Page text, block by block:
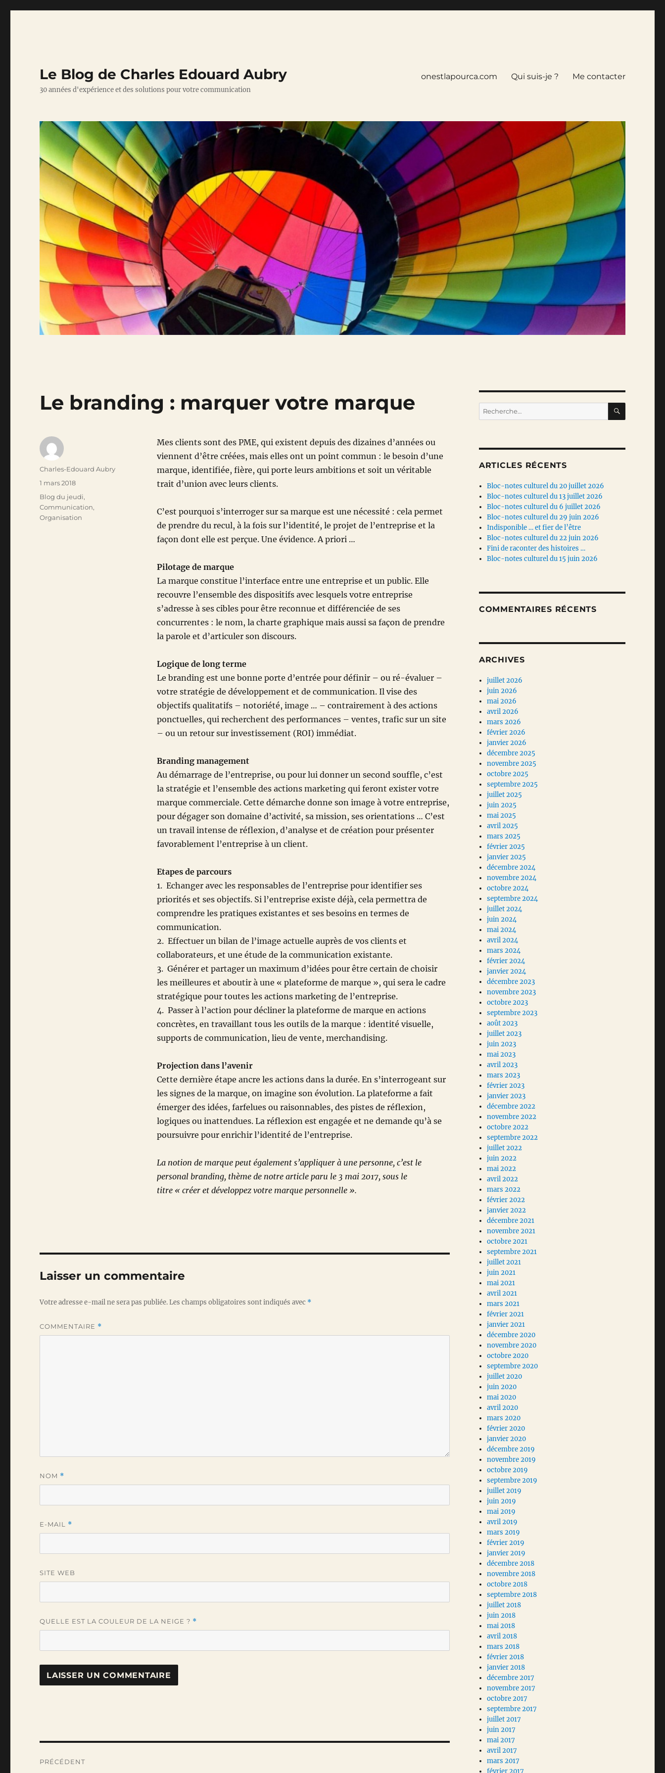
Le Blog de Charles Edouard Aubry
30 années d'expérience et des solutions pour votre communication
onestlapourca.com Qui suis-je ? Me contacter
Le branding : marquer votre marque
Mes clients sont des PME, qui existent depuis des dizaines d’années ou
viennent d’être créées, mais elles ont un point commun : le besoin d’une
marque, identifiée, fière, qui porte leurs ambitions et soit un véritable
trait d’union avec leurs clients.
C’est pourquoi s’interroger sur sa marque est une nécessité : cela permet
de prendre du recul, à la fois sur l’identité, le projet de l’entreprise et la
façon dont elle est perçue. Une évidence. A priori …
Pilotage de marque
La marque constitue l’interface entre une entreprise et un public. Elle
recouvre l’ensemble des dispositifs avec lesquels votre entreprise
s’adresse à ses cibles pour être reconnue et différenciée de ses
concurrentes : le nom, la charte graphique mais aussi sa façon de prendre
la parole et d’articuler son discours.
Logique de long terme
Le branding est une bonne porte d’entrée pour définir – ou ré-évaluer –
votre stratégie de développement et de communication. Il vise des
objectifs qualitatifs – notoriété, image … – contrairement à des actions
ponctuelles, qui recherchent des performances – ventes, trafic sur un site
– ou un retour sur investissement (ROI) immédiat.
Branding management
Au démarrage de l’entreprise, ou pour lui donner un second souffle, c’est
la stratégie et l’ensemble des actions marketing qui feront exister votre
marque commerciale. Cette démarche donne son image à votre entreprise,
pour dégager son domaine d’activité, sa mission, ses orientations … C’est
un travail intense de réflexion, d’analyse et de création pour présenter
favorablement l’entreprise à un client.
Etapes de parcours
1. Echanger avec les responsables de l’entreprise pour identifier ses
priorités et ses objectifs. Si l’entreprise existe déjà, cela permettra de
comprendre les pratiques existantes et ses besoins en termes de
communication.
2. Effectuer un bilan de l’image actuelle auprès de vos clients et
collaborateurs, et une étude de la communication existante.
3. Générer et partager un maximum d’idées pour être certain de choisir
les meilleures et aboutir à une « plateforme de marque », qui sera le cadre
stratégique pour toutes les actions marketing de l’entreprise.
4. Passer à l’action pour décliner la plateforme de marque en actions
concrètes, en travaillant tous les outils de la marque : identité visuelle,
supports de communication, lieu de vente, merchandising.
Projection dans l’avenir
Cette dernière étape ancre les actions dans la durée. En s’interrogeant sur
les signes de la marque, on imagine son évolution. La plateforme a fait
émerger des idées, farfelues ou raisonnables, des pistes de réflexion,
logiques ou inattendues. La réflexion est engagée et ne demande qu’à se
poursuivre pour enrichir l’identité de l’entreprise.
La notion de marque peut également s’appliquer à une personne, c’est le
personal branding, thème de notre article paru le 3 mai 2017, sous le
titre « créer et développez votre marque personnelle ».
Auteur
Charles-Edouard Aubry
Publié
le
1 mars 2018
Catégories
Blog du jeudi,
Communication,
Organisation
Laisser un commentaire
Votre adresse e-mail ne sera pas publiée.Les champs obligatoires sont indiqués avec *
COMMENTAIRE *
NOM *
E-MAIL *
SITE WEB
QUELLE EST LA COULEUR DE LA NEIGE ? *
PRÉCÉDENT
Recherche
pour :
ARTICLES RÉCENTS
Bloc-notes culturel du 20 juillet 2026
Bloc-notes culturel du 13 juillet 2026
Bloc-notes culturel du 6 juillet 2026
Bloc-notes culturel du 29 juin 2026
Indisponible … et fier de l’être
Bloc-notes culturel du 22 juin 2026
Fini de raconter des histoires …
Bloc-notes culturel du 15 juin 2026
COMMENTAIRES RÉCENTS
ARCHIVES
juillet 2026
juin 2026
mai 2026
avril 2026
mars 2026
février 2026
janvier 2026
décembre 2025
novembre 2025
octobre 2025
septembre 2025
juillet 2025
juin 2025
mai 2025
avril 2025
mars 2025
février 2025
janvier 2025
décembre 2024
novembre 2024
octobre 2024
septembre 2024
juillet 2024
juin 2024
mai 2024
avril 2024
mars 2024
février 2024
janvier 2024
décembre 2023
novembre 2023
octobre 2023
septembre 2023
août 2023
juillet 2023
juin 2023
mai 2023
avril 2023
mars 2023
février 2023
janvier 2023
décembre 2022
novembre 2022
octobre 2022
septembre 2022
juillet 2022
juin 2022
mai 2022
avril 2022
mars 2022
février 2022
janvier 2022
décembre 2021
novembre 2021
octobre 2021
septembre 2021
juillet 2021
juin 2021
mai 2021
avril 2021
mars 2021
février 2021
janvier 2021
décembre 2020
novembre 2020
octobre 2020
septembre 2020
juillet 2020
juin 2020
mai 2020
avril 2020
mars 2020
février 2020
janvier 2020
décembre 2019
novembre 2019
octobre 2019
septembre 2019
juillet 2019
juin 2019
mai 2019
avril 2019
mars 2019
février 2019
janvier 2019
décembre 2018
novembre 2018
octobre 2018
septembre 2018
juillet 2018
juin 2018
mai 2018
avril 2018
mars 2018
février 2018
janvier 2018
décembre 2017
novembre 2017
octobre 2017
septembre 2017
juillet 2017
juin 2017
mai 2017
avril 2017
mars 2017
février 2017